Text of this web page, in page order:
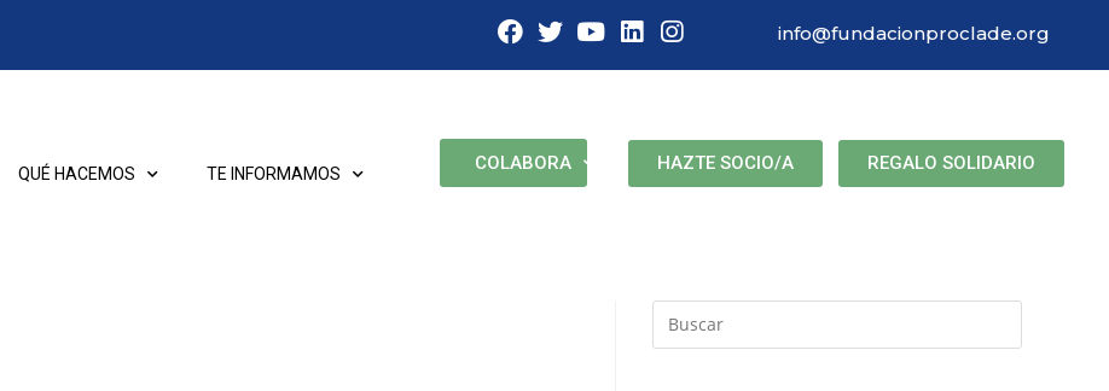
info@fundacionproclade.org
QUÉ HACEMOS TE INFORMAMOS COLABORA HAZTE SOCIO/A REGALO SOLIDARIO